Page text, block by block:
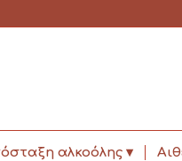
αλκοόλης